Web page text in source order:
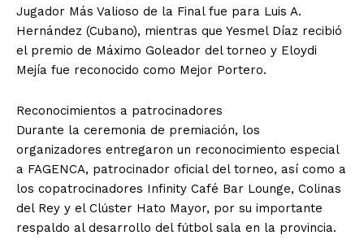
Jugador Más Valioso de la Final fue para Luis A.
Hernández (Cubano), mientras que Yesmel Díaz recibió
el premio de Máximo Goleador del torneo y Eloydi
Mejía fue reconocido como Mejor Portero.
Reconocimientos a patrocinadores
Durante la ceremonia de premiación, los
organizadores entregaron un reconocimiento especial
a FAGENCA, patrocinador oficial del torneo, así como a
los copatrocinadores Infinity Café Bar Lounge, Colinas
del Rey y el Clúster Hato Mayor, por su importante
respaldo al desarrollo del fútbol sala en la provincia.